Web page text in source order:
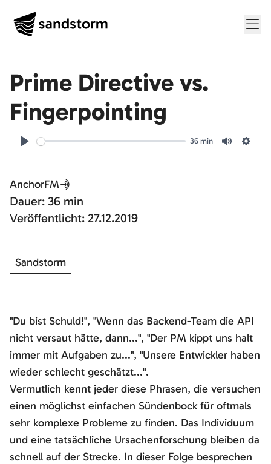
6
Prime Directive vs.
Fingerpointing
36 min
Dauer: 36 min
Veröffentlicht: 27.12.2019
AnchorFM
Sandstorm
"Du bist Schuld!", "Wenn das Backend-Team die API
nicht versaut hätte, dann...", "Der PM kippt uns halt
immer mit Aufgaben zu...", "Unsere Entwickler haben
wieder schlecht geschätzt...".
Vermutlich kennt jeder diese Phrasen, die versuchen
einen möglichst einfachen Sündenbock für oftmals
sehr komplexe Probleme zu finden. Das Individuum
und eine tatsächliche Ursachenforschung bleiben da
schnell auf der Strecke. In dieser Folge besprechen